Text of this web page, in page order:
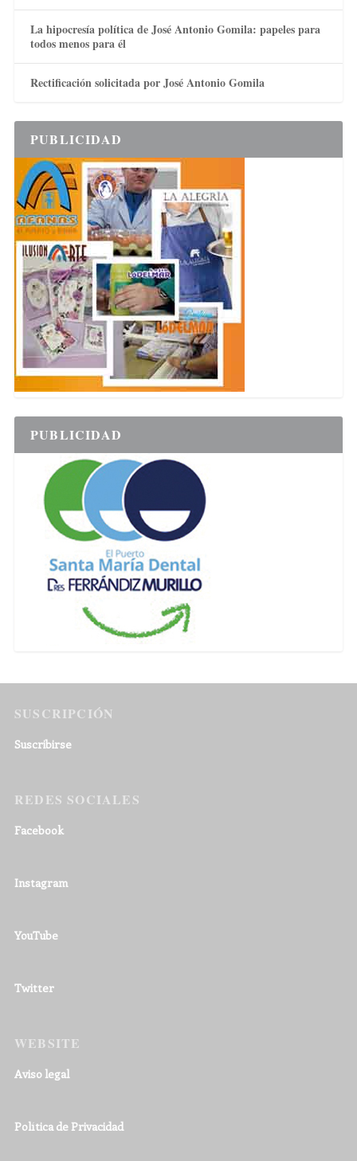
La hipocresía política de José Antonio Gomila: papeles para
todos menos para él
Rectificación solicitada por José Antonio Gomila
PUBLICIDAD
PUBLICIDAD
SUSCRIPCIÓN
Suscribirse
REDES SOCIALES
Facebook
Instagram
YouTube
Twitter
WEBSITE
Aviso legal
Política de Privacidad